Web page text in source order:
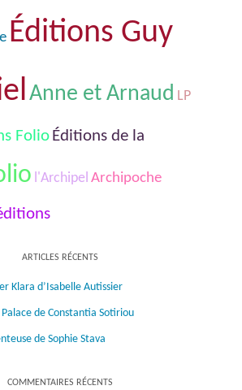
Éditions Guy
Anne et Arnaud LP
Folio Éditions de la
l'Archipel Archipoche
ARTICLES RÉCENTS
Klara d’Isabelle Autissier
de Constantia Sotiriou
de Sophie Stava
COMMENTAIRES RÉCENTS